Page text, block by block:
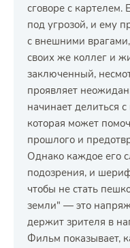
сговоре с картелем.
под угрозой, и ему
с внешними
своих же коллег и
заключенный,
проявляет
начинает делиться
которая может
прошлого и
Однако каждое его
подозрения, и
чтобы не стать
земли" — это
держит зрителя в
Фильм показывает,